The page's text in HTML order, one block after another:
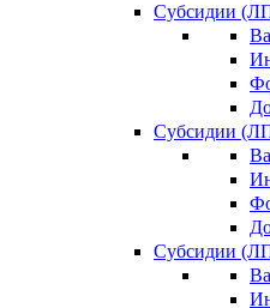
Субсидии
Субсидии
Субсидии